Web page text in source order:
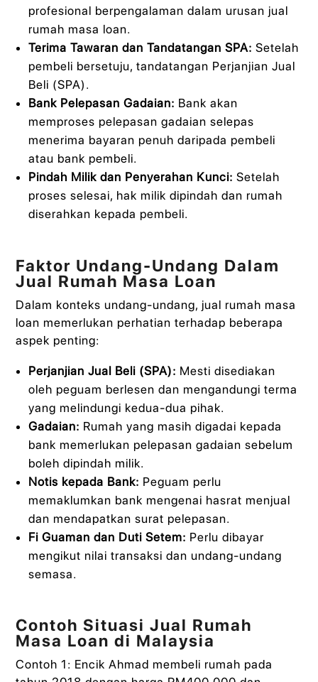
profesional berpengalaman dalam urusan jual
rumah masa loan.
Terima Tawaran dan Tandatangan SPA: Setelah
pembeli bersetuju, tandatangan Perjanjian Jual
Beli (SPA).
Bank Pelepasan Gadaian: Bank akan
memproses pelepasan gadaian selepas
menerima bayaran penuh daripada pembeli
atau bank pembeli.
Pindah Milik dan Penyerahan Kunci: Setelah
proses selesai, hak milik dipindah dan rumah
diserahkan kepada pembeli.
Faktor Undang-Undang Dalam
Jual Rumah Masa Loan
Dalam konteks undang-undang, jual rumah masa
loan memerlukan perhatian terhadap beberapa
aspek penting:
Perjanjian Jual Beli (SPA): Mesti disediakan
oleh peguam berlesen dan mengandungi terma
yang melindungi kedua-dua pihak.
Gadaian: Rumah yang masih digadai kepada
bank memerlukan pelepasan gadaian sebelum
boleh dipindah milik.
Notis kepada Bank: Peguam perlu
memaklumkan bank mengenai hasrat menjual
dan mendapatkan surat pelepasan.
Fi Guaman dan Duti Setem: Perlu dibayar
mengikut nilai transaksi dan undang-undang
semasa.
Contoh Situasi Jual Rumah
Masa Loan di Malaysia
Contoh 1: Encik Ahmad membeli rumah pada